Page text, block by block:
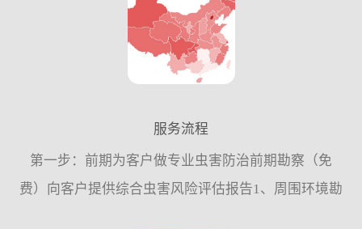
效率，节约了成本...
服务流程
第一步：前期为客户做专业虫害防治前期勘察（免
费）向客户提供综合虫害风险评估报告1、周围环境勘